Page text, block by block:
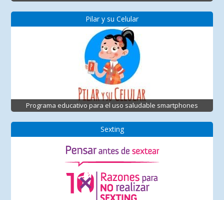
Pilar y su Celular
Programa educativo para el uso saludable smartphones
Sexting